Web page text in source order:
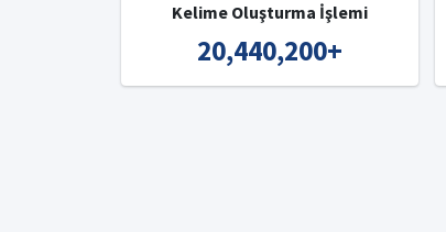
Kelime Oluşturma İşlemi
20,440,200+